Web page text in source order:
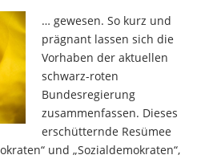
… gewesen. So kurz und
prägnant lassen sich die
Vorhaben der aktuellen
schwarz-roten
Bundesregierung
zusammenfassen. Dieses
erschütternde Resümee
und „Sozialdemokraten“,